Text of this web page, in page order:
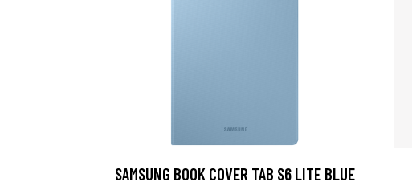
SAMSUNG BOOK COVER TAB S6 LITE BLUE